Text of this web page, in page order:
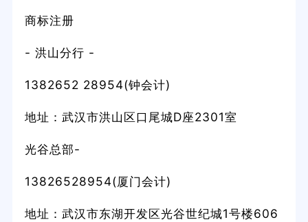
商标注册
- 洪山分行 -
1382652 28954(钟会计)
地址：武汉市洪山区口尾城D座2301室
光谷总部-
13826528954(厦门会计)
地址：武汉市东湖开发区光谷世纪城1号楼606